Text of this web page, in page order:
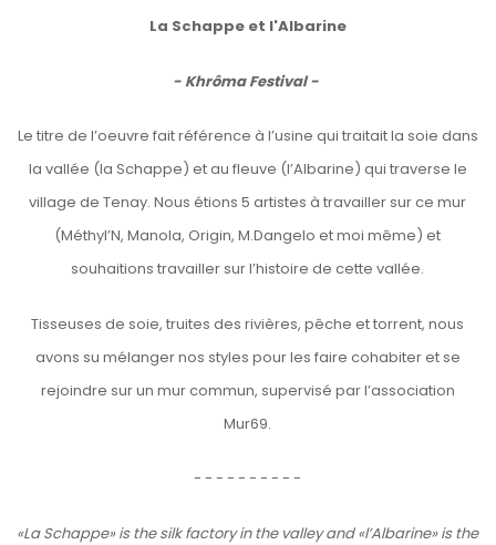
La Schappe et l'Albarine
- Khrôma Festival -
Le titre de l’oeuvre fait référence à l’usine qui traitait la soie dans
la vallée (la Schappe) et au fleuve (l’Albarine) qui traverse le
village de Tenay. Nous étions 5 artistes à travailler sur ce mur
(Méthyl’N, Manola, Origin, M.Dangelo et moi même) et
souhaitions travailler sur l’histoire de cette vallée.
Tisseuses de soie, truites des rivières, pêche et torrent, nous
avons su mélanger nos styles pour les faire cohabiter et se
rejoindre sur un mur commun, supervisé par l’association
Mur69.
- - - - - - - - - -
«La Schappe» is the silk factory in the valley and «l’Albarine» is the